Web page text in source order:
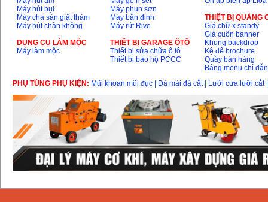
Máy hút bụi
Máy chà sàn giặt thảm
Máy hút chân không
DỤNG CỤ LÀM MỘC
Máy làm mộc
Máy phun sơn
Máy bắn đinh
Máy rút Rive
THIÊT BỊ GARAGE ÔTÔ
Thiết bị sửa chữa ô tô
Thiết bị bảo hộ PCCC
THIỆT BỊ QUẢNG
Giá chữ x standy
Giá cuốn banner
Khung backdrop
Kệ để brochure
Quầy bán hàng
Bảng menu chỉ dẫn
PHỤ TÙNG PHỤ KIỆN: Mũi khoan mũi đục Đá mài đá cắt| Lưỡi cưa lưỡi cắt